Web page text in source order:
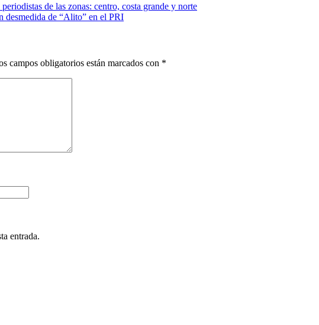
de las zonas: centro, costa grande y norte
desmedida de “Alito” en el PRI
campos obligatorios están marcados con *
entrada.